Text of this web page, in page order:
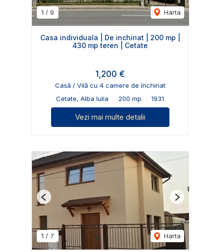
1 / 9 Harta
Casa individuala | De inchiriat | 200 mp |
430 mp teren | Cetate
1,200 €
Casă / Vilă cu 4 camere de închiriat
Cetate, Alba Iulia
200 mp 1931
Vezi mai multe detalii
1 / 7 Harta
Previous Next